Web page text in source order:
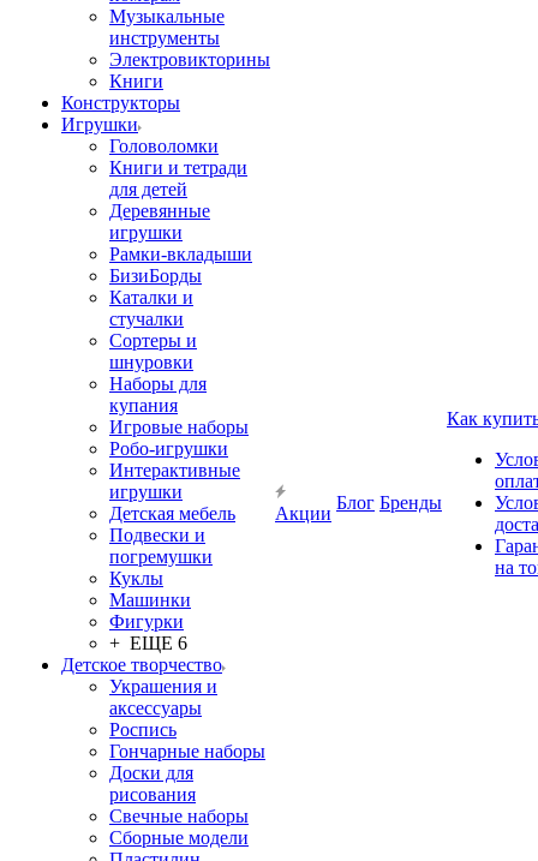
Музыкальные
инструменты
Электровикторины
Книги
Конструкторы
Игрушки
Головоломки
Книги и тетради
для детей
Деревянные
игрушки
Рамки-вкладыши
БизиБорды
Каталки и
стучалки
Сортеры и
шнуровки
Наборы для
купания
Игровые наборы
Робо-игрушки
Интерактивные
игрушки
Детская мебель
Подвески и
погремушки
Куклы
Машинки
Фигурки
+ ЕЩЕ 6
Детское творчество
Украшения и
аксессуары
Роспись
Гончарные наборы
Доски для
рисования
Свечные наборы
Сборные модели
Акции
Блог Бренды
Как
на